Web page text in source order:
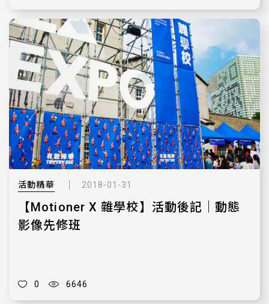
活動精華 2018-01-31
【Motioner X 雜學校】活動後記｜動態
影像先修班
0 6646